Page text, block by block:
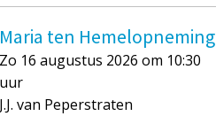
Maria ten Hemelopneming
Zo 16 augustus 2026 om 10:30
uur
J.J. van Peperstraten